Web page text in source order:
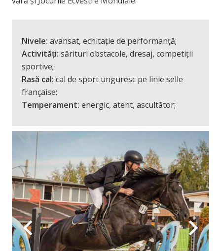
Nivele: avansat, echitație de performanță;
Activități: sărituri obstacole, dresaj, competiții
sportive;
Rasă cal: cal de sport unguresc pe linie selle
française;
Temperament: energic, atent, ascultător;